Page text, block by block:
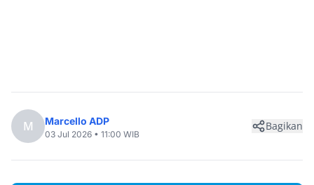
M Marcello ADP
03 Jul 2026 • 11:00 WIB
Bagikan